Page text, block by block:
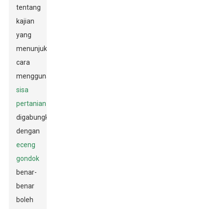
tentang
kajian
yang
menunjukkan
cara
menggunakan
sisa
pertanian
digabungkan
dengan
eceng
gondok
benar-
benar
boleh